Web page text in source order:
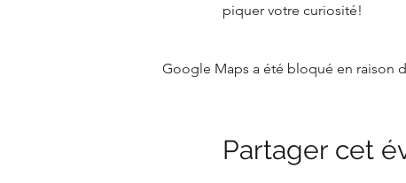
piquer votre curiosité!
Google Maps a été bloqué en raison
Partager cet